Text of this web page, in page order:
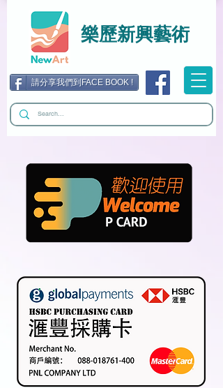
請分享我們到FACE BOOK !
樂歷新興藝術